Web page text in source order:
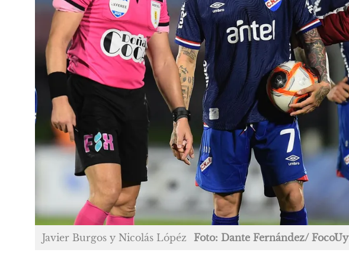
Javier Burgos y Nicolás Lópéz Foto: Dante Fernández/ FocoUy